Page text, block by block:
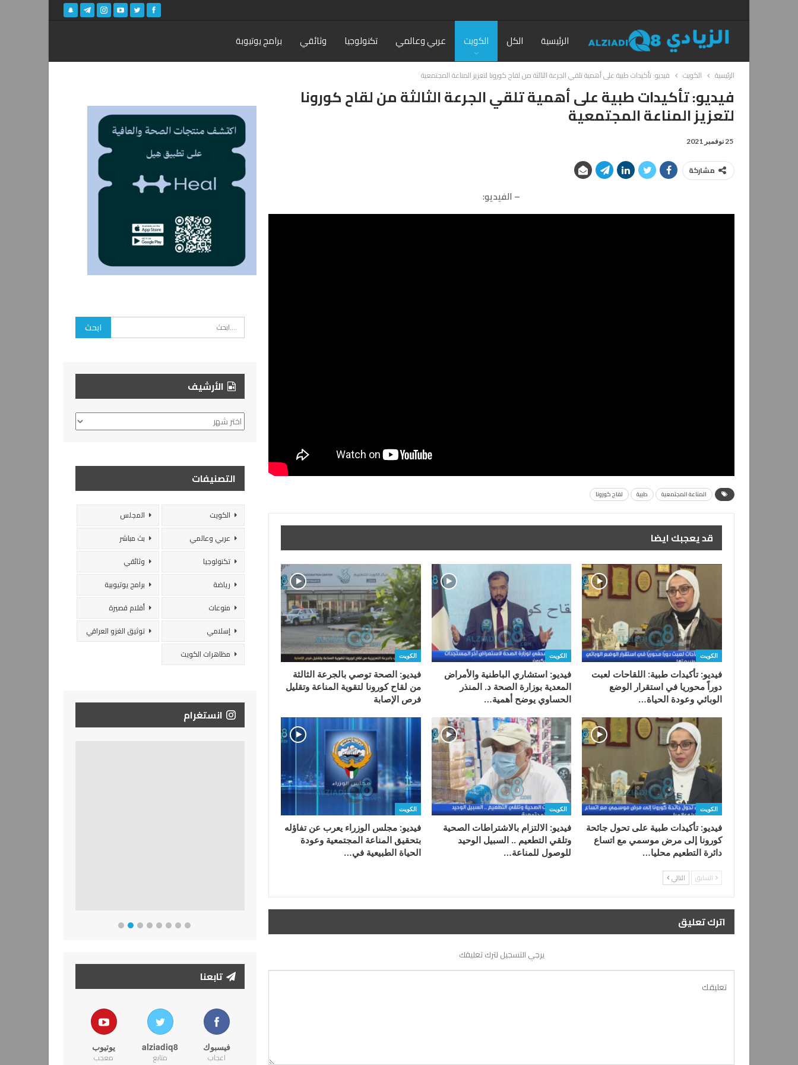
الرئيسية الكل الكويت عربي وعالمي تكنولوجيا وثائقي برامج يوتيوبة
الرئيسية الكويت فيديو: تأكيدات طبية على أهمية تلقي الجرعة الثالثة من لقاح كورونا لتعزيز المناعة المجتمعية
فيديو: تأكيدات طبية على أهمية تلقي الجرعة الثالثة من لقاح كورونا
لتعزيز المناعة المجتمعية
25 نوفمبر 2021
مشاركة
– الفيديو:
المناعة المجتمعية طبية لقاح كورونا
قد يعجبك ايضا
الكويت
فيديو: تأكيدات طبية: اللقاحات لعبت
دوراً محوريا في استقرار الوضع
الوبائي وعودة الحياة…
الكويت
فيديو: استشاري الباطنية والأمراض
المعدية بوزارة الصحة د. المنذر
الحساوي يوضح أهمية…
الكويت
فيديو: الصحة توصي بالجرعة الثالثة
من لقاح كورونا لتقوية المناعة وتقليل
فرص الإصابة
الكويت
فيديو: تأكيدات طبية على تحول جائحة
كورونا إلى مرض موسمي مع اتساع
دائرة التطعيم محليا…
الكويت
فيديو: الالتزام بالاشتراطات الصحية
وتلقي التطعيم .. السبيل الوحيد
للوصول للمناعة…
الكويت
فيديو: مجلس الوزراء يعرب عن تفاؤله
بتحقيق المناعة المجتمعية وعودة
الحياة الطبيعية في…
السابق التالي
اترك تعليق
يرجي التسجيل لترك تعليقك
الأرشيف
الأرشيف
التصنيفات
الكويت
المجلس
عربي وعالمي
بث مباشر
تكنولوجيا
وثائقي
رياضة
برامج يوتيوبية
منوعات
أفلام قصيرة
إسلامي
توثيق الغزو العراقي
مظاهرات الكويت
انستغرام
تابعنا
فيسبوك
اعجاب
alziadiq8
متابع
يوتيوب
معجب